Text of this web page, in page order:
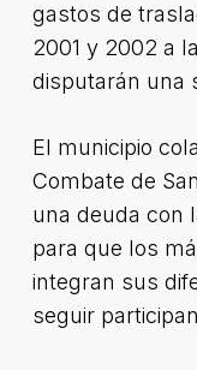
gastos de
2001 y 2002 a
disputarán una
El municipio
Combate de
una deuda con
para que los
integran sus
seguir